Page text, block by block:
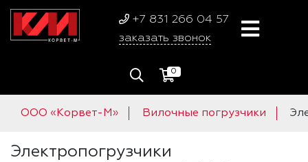
+7 831 266 04 57
заказать звонок
0
ООО «Корвет-М» Вилочные погрузчики
Электропогрузчики